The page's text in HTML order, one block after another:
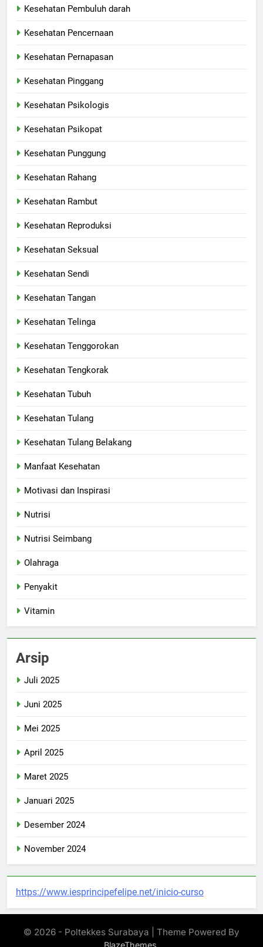
Kesehatan Pembuluh darah
Kesehatan Pencernaan
Kesehatan Pernapasan
Kesehatan Pinggang
Kesehatan Psikologis
Kesehatan Psikopat
Kesehatan Punggung
Kesehatan Rahang
Kesehatan Rambut
Kesehatan Reproduksi
Kesehatan Seksual
Kesehatan Sendi
Kesehatan Tangan
Kesehatan Telinga
Kesehatan Tenggorokan
Kesehatan Tengkorak
Kesehatan Tubuh
Kesehatan Tulang
Kesehatan Tulang Belakang
Manfaat Kesehatan
Motivasi dan Inspirasi
Nutrisi
Nutrisi Seimbang
Olahraga
Penyakit
Vitamin
Arsip
Juli 2025
Juni 2025
Mei 2025
April 2025
Maret 2025
Januari 2025
Desember 2024
November 2024
https://www.iesprincipefelipe.net/inicio-curso
© 2026 - Poltekkes Surabaya | Theme Powered By
BlazeThemes